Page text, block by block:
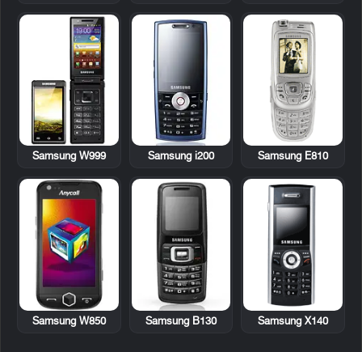
Samsung E810
Samsung i200
Samsung W999
Samsung X140
Samsung B130
Samsung W850